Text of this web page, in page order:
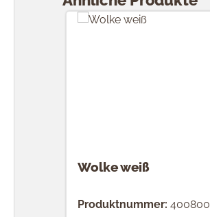
Wolke weiß
Produktnummer: 400800